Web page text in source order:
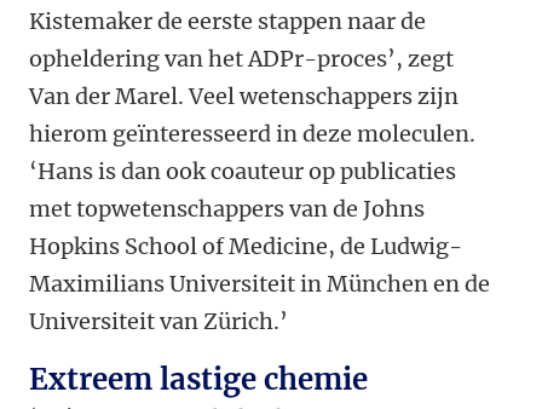
Kistemaker de eerste stappen naar de
opheldering van het ADPr-proces’, zegt
Van der Marel. Veel wetenschappers zijn
hierom geïnteresseerd in deze moleculen.
‘Hans is dan ook coauteur op publicaties
met topwetenschappers van de Johns
Hopkins School of Medicine, de Ludwig-
Maximilians Universiteit in München en de
Universiteit van Zürich.’
Extreem lastige chemie